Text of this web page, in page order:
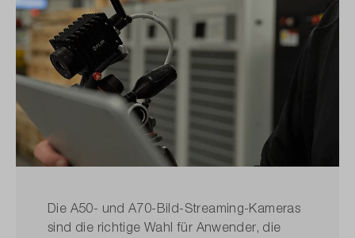
Die A50- und A70-Bild-Streaming-Kameras
sind die richtige Wahl für Anwender, die